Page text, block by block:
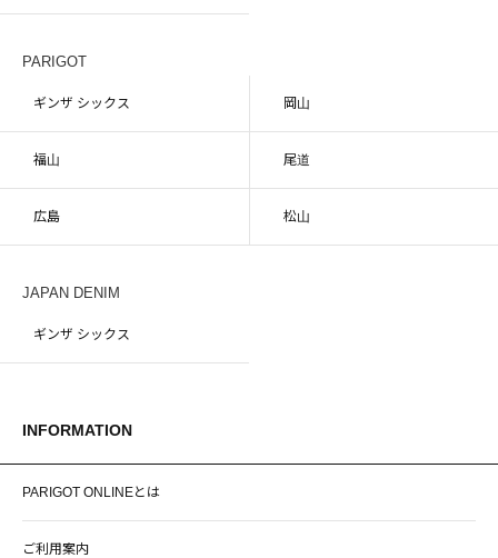
PARIGOT
ギンザ シックス 岡山
福山 尾道
広島 松山
JAPAN DENIM
ギンザ シックス
INFORMATION
PARIGOT ONLINEとは
ご利用案内